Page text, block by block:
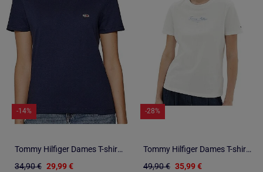
-14%
Tommy Hilfiger Dames T-shirt Regular Fit Marineblauw
34,90 € 29,99 €
-28%
Tommy Hilfiger Dames T-shirt Wit Regular Fit
49,90 € 35,99 €